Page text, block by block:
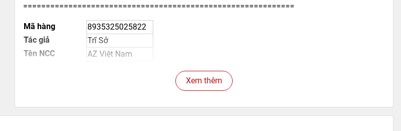
============================================================
Mã hàng
8935325025822
Tác giả
Trĩ Sở
Tên NCC
AZ Việt Nam
Số trang
404
Xem thêm